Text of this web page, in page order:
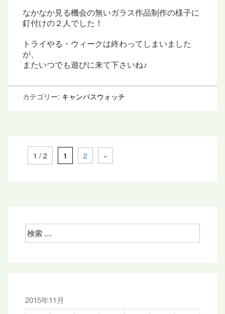
なかなか見る機会の無いガラス作品制作の様子に
釘付けの２人でした！
トライやる・ウィークは終わってしまいました
が、
またいつでも遊びに来て下さいね♪
カテゴリー: キャンパスウォッチ
1 / 2 1 2 »
検
索:
2015年11月